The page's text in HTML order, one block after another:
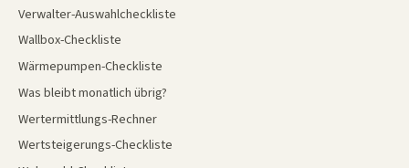
Verwalter-Auswahlcheckliste
Wallbox-Checkliste
Wärmepumpen-Checkliste
Was bleibt monatlich übrig?
Wertermittlungs-Rechner
Wertsteigerungs-Checkliste